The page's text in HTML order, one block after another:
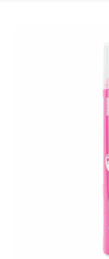
商品カ
（
屋外防犯・監視カ
（捕